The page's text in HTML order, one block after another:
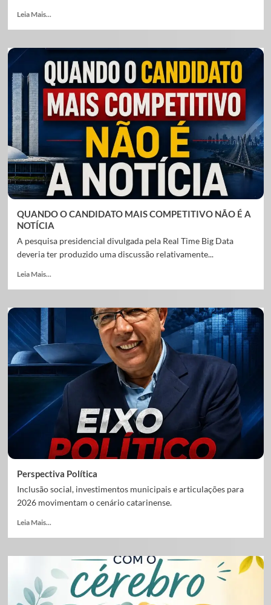
Leia Mais...
QUANDO O CANDIDATO MAIS COMPETITIVO NÃO É A
NOTÍCIA
A pesquisa presidencial divulgada pela Real Time Big Data
deveria ter produzido uma discussão relativamente...
Leia Mais...
Perspectiva Política
Inclusão social, investimentos municipais e articulações para
2026 movimentam o cenário catarinense.
Leia Mais...